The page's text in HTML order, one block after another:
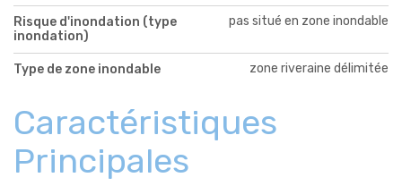
Risque d'inondation (type
inondation)
pas situé en zone inondable
Type de zone inondable zone riveraine délimitée
Caractéristiques
Principales